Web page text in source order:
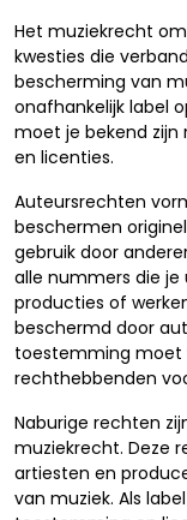
Het muziekrecht
kwesties die
bescherming van
onafhankelijk label
moet je bekend
en licenties.
Auteursrechten
beschermen
gebruik door
alle nummers die
producties of
beschermd door
toestemming moet
rechthebbenden
Naburige rechten
muziekrecht. Deze
artiesten en
van muziek. Als